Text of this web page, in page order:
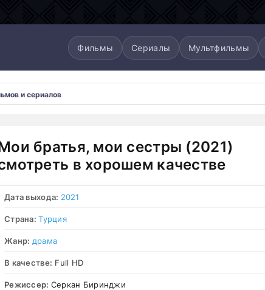
Фильмы Сериалы Мультфильмы
братья, мои сестры (2021)
в хорошем качестве
Дата выхода: 2021
Страна:Турция
Жанр: драма
В качестве: Full HD
Режиссер: Серкан Биринджи